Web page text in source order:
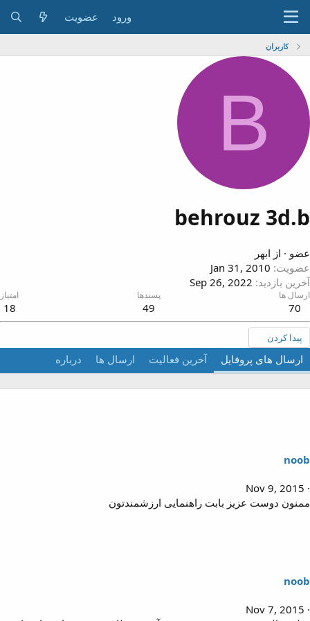
ورود عضویت
کاربران
B
behrouz
از ابهر
Jan 31, 2010
بازدید
Sep 26, 2022
ها
70
پسندها
49
امتیاز
18
پیدا کردن
ارسال های پروفایل آخرین فعالیت ارسال ها درباره
Nov 9, 2015
دوست عزیز بابت راهنمایی ارزشمندتون
Nov 7, 2015